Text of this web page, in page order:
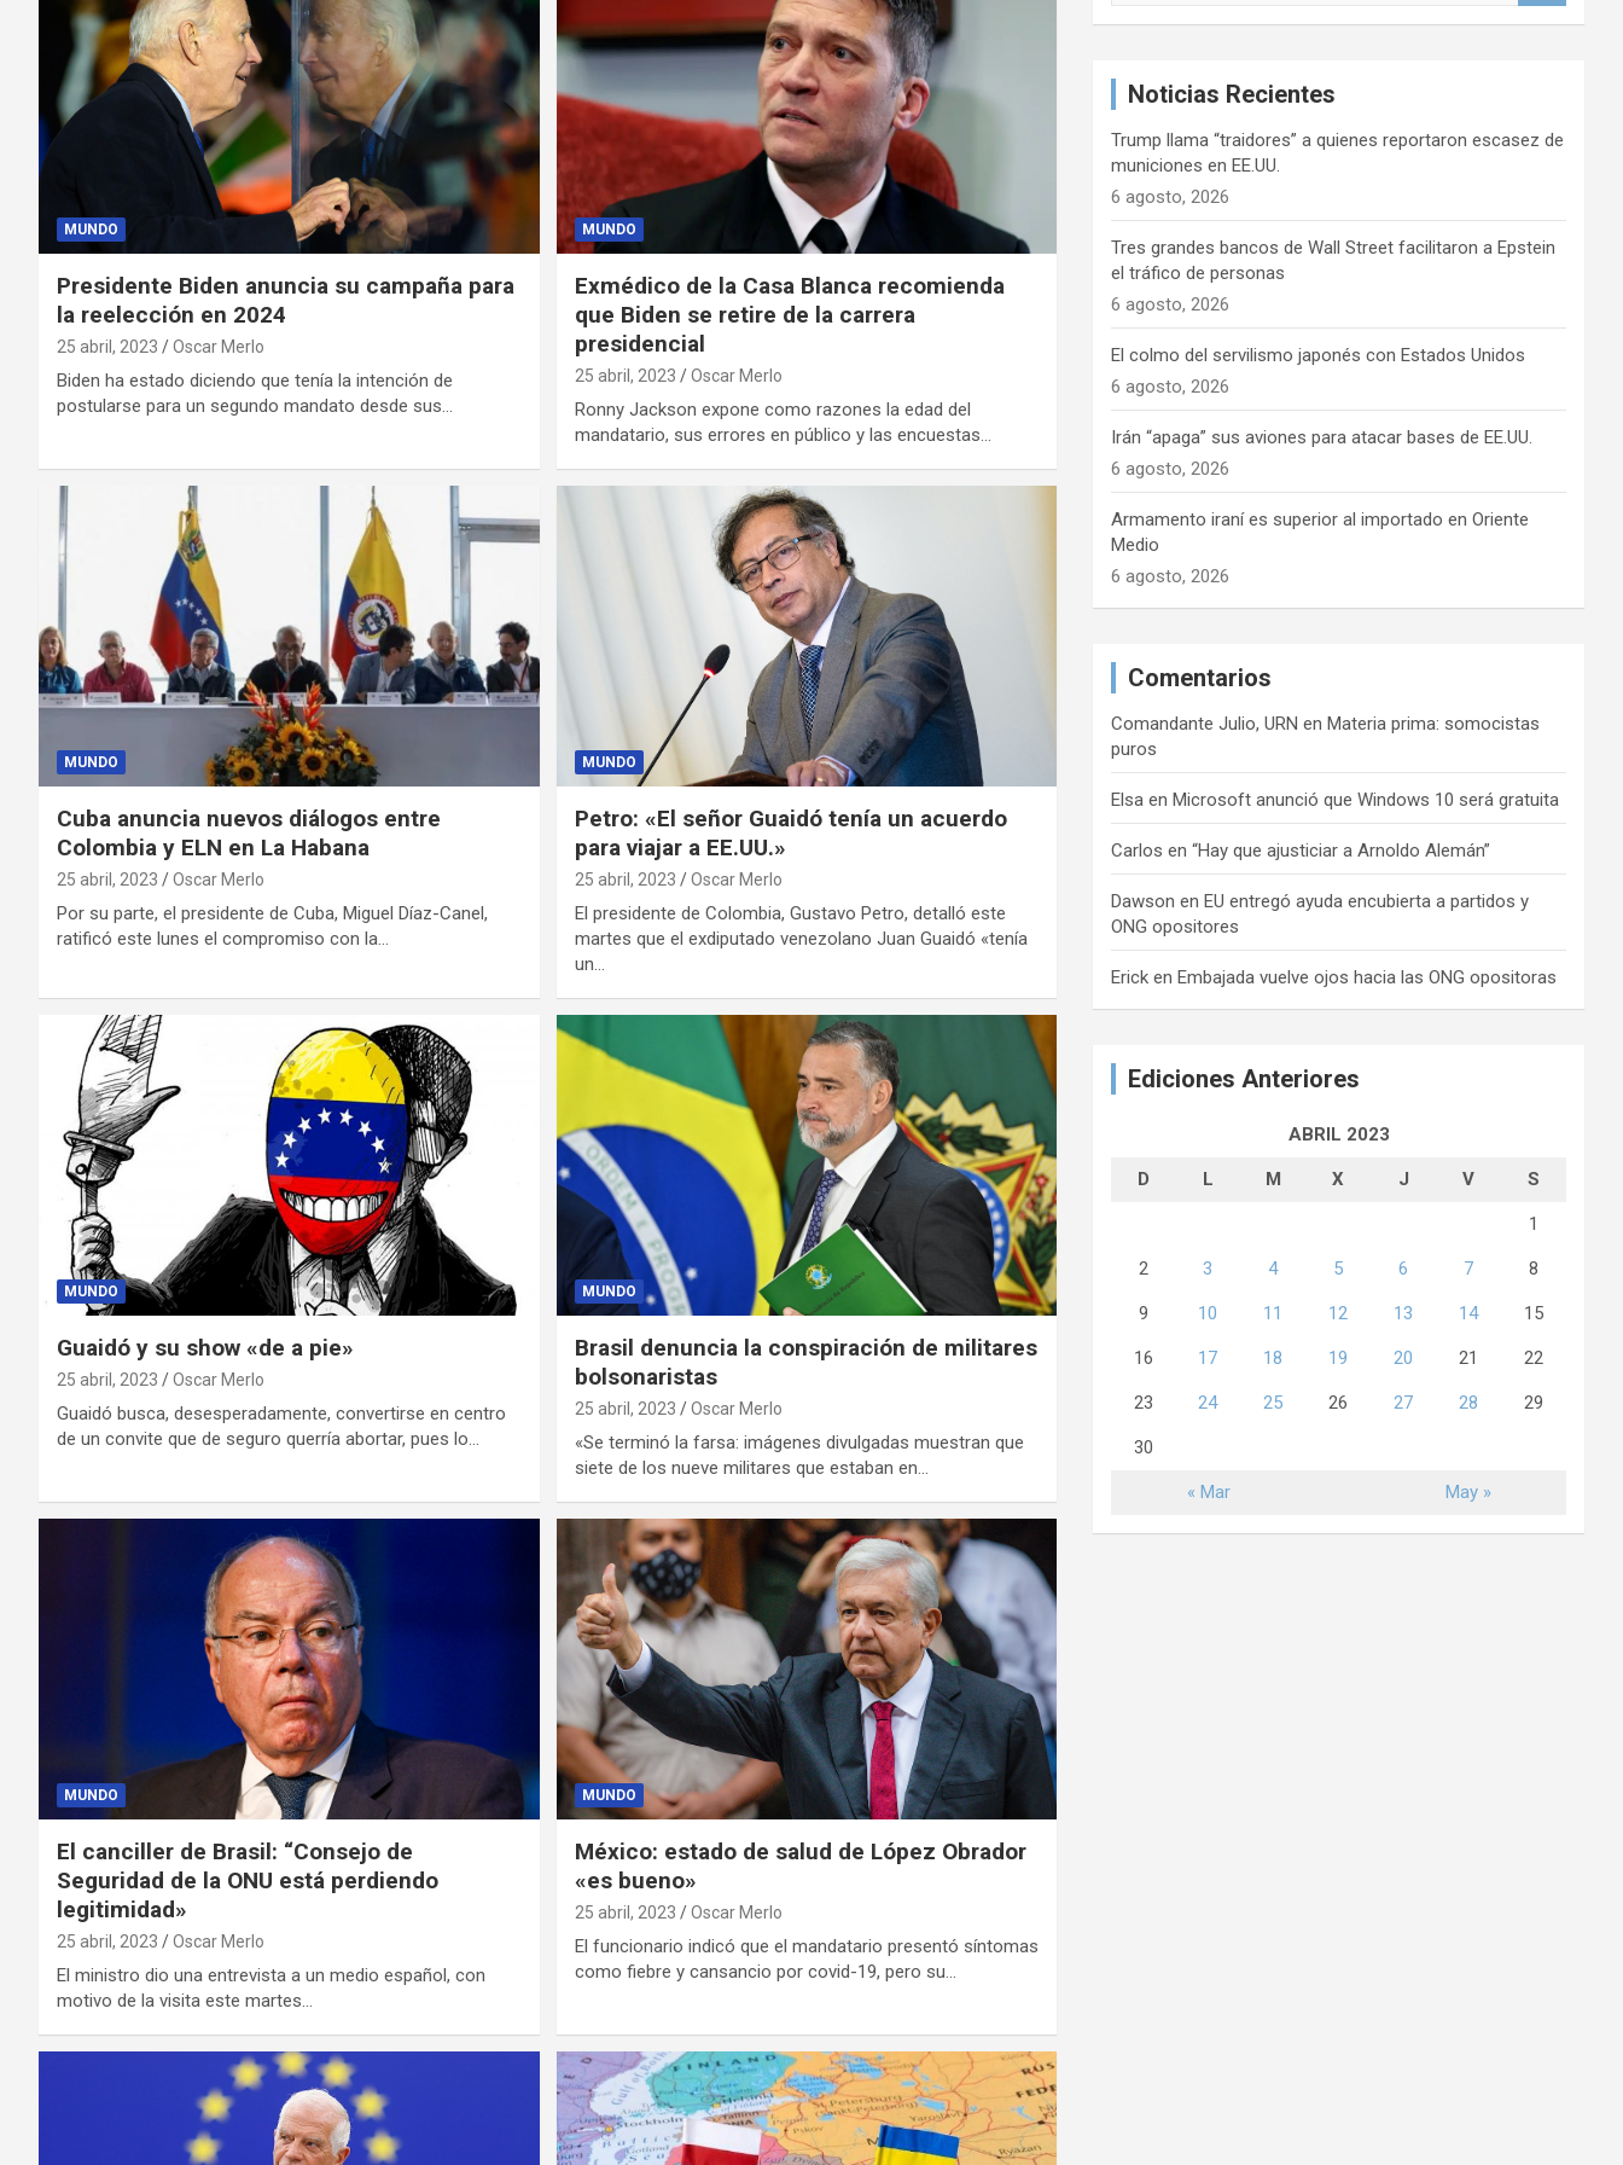
MUNDO
Presidente Biden anuncia su campaña para
la reelección en 2024
25 abril, 2023 Oscar Merlo
Biden ha estado diciendo que tenía la intención de
postularse para un segundo mandato desde sus…
MUNDO
Exmédico de la Casa Blanca recomienda
que Biden se retire de la carrera
presidencial
25 abril, 2023 Oscar Merlo
Ronny Jackson expone como razones la edad del
mandatario, sus errores en público y las encuestas…
MUNDO
Cuba anuncia nuevos diálogos entre
Colombia y ELN en La Habana
25 abril, 2023 Oscar Merlo
Por su parte, el presidente de Cuba, Miguel Díaz-Canel,
ratificó este lunes el compromiso con la…
MUNDO
Petro: «El señor Guaidó tenía un acuerdo
para viajar a EE.UU.»
25 abril, 2023 Oscar Merlo
El presidente de Colombia, Gustavo Petro, detalló este
martes que el exdiputado venezolano Juan Guaidó «tenía
un…
MUNDO
Guaidó y su show «de a pie»
25 abril, 2023 Oscar Merlo
Guaidó busca, desesperadamente, convertirse en centro
de un convite que de seguro querría abortar, pues lo…
MUNDO
Brasil denuncia la conspiración de militares
bolsonaristas
25 abril, 2023 Oscar Merlo
«Se terminó la farsa: imágenes divulgadas muestran que
siete de los nueve militares que estaban en…
MUNDO
El canciller de Brasil: “Consejo de
Seguridad de la ONU está perdiendo
legitimidad»
25 abril, 2023 Oscar Merlo
El ministro dio una entrevista a un medio español, con
motivo de la visita este martes…
MUNDO
México: estado de salud de López Obrador
«es bueno»
25 abril, 2023 Oscar Merlo
El funcionario indicó que el mandatario presentó síntomas
como fiebre y cansancio por covid-19, pero su…
Noticias Recientes
Trump llama “traidores” a quienes reportaron escasez de
municiones en EE.UU.
6 agosto, 2026
Tres grandes bancos de Wall Street facilitaron a Epstein
el tráfico de personas
6 agosto, 2026
El colmo del servilismo japonés con Estados Unidos
6 agosto, 2026
Irán “apaga” sus aviones para atacar bases de EE.UU.
6 agosto, 2026
Armamento iraní es superior al importado en Oriente
Medio
6 agosto, 2026
Comentarios
Comandante Julio, URN en Materia prima: somocistas
puros
Elsa en Microsoft anunció que Windows 10 será gratuita
Carlosen“Hay que ajusticiar a Arnoldo Alemán”
Dawson en EU entregó ayuda encubierta a partidos y
ONG opositores
Erick en Embajada vuelve ojos hacia las ONG opositoras
Ediciones Anteriores
ABRIL 2023
D L M X J V S
« Mar May »
1
2 3 4 5 6 7 8
9 10 11 12 13 14 15
16 17 18 19 20 21 22
23 24 25 26 27 28 29
30